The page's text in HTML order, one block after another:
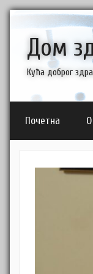
contentДом
Кућа доброг
Почетна